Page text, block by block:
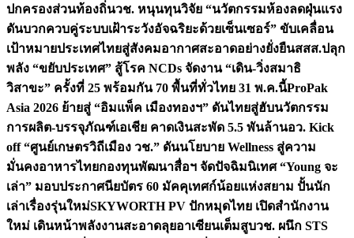
ปกครองส่วนท้องถิ่นวช. หนุนทุนวิจัย “นวัตกรรมห้องลดฝุ่นแรง
ดันบวกควบคู่ระบบเฝ้าระวังอัจฉริยะด้วยเซ็นเซอร์” ขับเคลื่อน
เป้าหมายประเทศไทยสู่สังคมอากาศสะอาดอย่างยั่งยืนสสส.ปลุก
พลัง “ขยับประเทศ” สู้โรค NCDs จัดงาน “เดิน-วิ่งสมาธิ
วิสาขะ” ครั้งที่ 25 พร้อมกัน 70 พื้นที่ทั่วไทย 31 พ.ค.นี้ProPak
Asia 2026 ย้ายสู่ “อิมแพ็ค เมืองทองฯ” ดันไทยสู่ฮับนวัตกรรม
การผลิต-บรรจุภัณฑ์เอเชีย คาดเงินสะพัด 5.5 พันล้านอว. Kick
off “ศูนย์เกษตรวิถีเมือง วช.” ดันนโยบาย Wellness สู่ความ
มั่นคงอาหารไทยกองทุนพัฒนาสื่อฯ จัดปัจฉิมนิเทศ “Young จะ
เล่า” มอบประกาศนียบัตร 60 มัคคุเทศก์น้อยแห่งสยาม ปั้นนัก
เล่าเรื่องรุ่นใหม่SKYWORTH PV ปักหมุดไทย เปิดสำนักงาน
ใหม่ เดินหน้าพลังงานสะอาดลุยอาเซียนเต็มสูบวช. ผนึก STS